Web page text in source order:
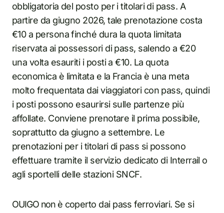
obbligatoria del posto per i titolari di pass. A
partire da giugno 2026, tale prenotazione costa
€10 a persona finché dura la quota limitata
riservata ai possessori di pass, salendo a €20
una volta esauriti i posti a €10. La quota
economica è limitata e la Francia è una meta
molto frequentata dai viaggiatori con pass, quindi
i posti possono esaurirsi sulle partenze più
affollate. Conviene prenotare il prima possibile,
soprattutto da giugno a settembre. Le
prenotazioni per i titolari di pass si possono
effettuare tramite il servizio dedicato di Interrail o
agli sportelli delle stazioni SNCF.
OUIGO non è coperto dai pass ferroviari. Se si